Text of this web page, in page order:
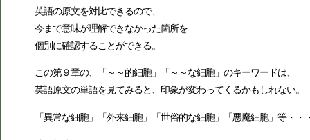
英語の原文を対比できるので、
今まで意味が理解できなかった箇所を
個別に確認することができる。
この第９章の、「～～的細胞」「～～な細胞」のキーワードは、
英語原文の単語を見てみると、印象が変わってくるかもしれない。
「異常な細胞」「外来細胞」「世俗的な細胞」「悪魔細胞」等・・